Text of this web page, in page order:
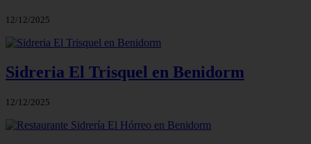
12/12/2025
Sidreria El Trisquel en Benidorm
12/12/2025